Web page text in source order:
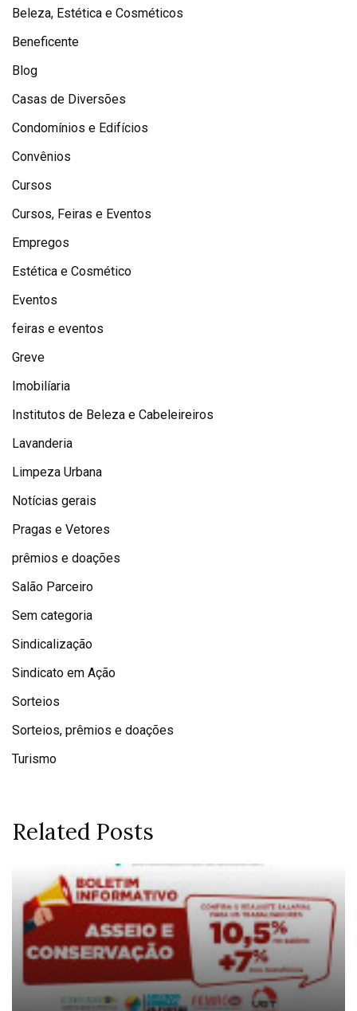
Beleza, Estética e Cosméticos
Beneficente
Blog
Casas de Diversões
Condomínios e Edifícios
Convênios
Cursos
Cursos, Feiras e Eventos
Empregos
Estética e Cosmético
Eventos
feiras e eventos
Greve
Imobilíaria
Institutos de Beleza e Cabeleireiros
Lavanderia
Limpeza Urbana
Notícias gerais
Pragas e Vetores
prêmios e doações
Salão Parceiro
Sem categoria
Sindicalização
Sindicato em Ação
Sorteios
Sorteios, prêmios e doações
Turismo
Related Posts